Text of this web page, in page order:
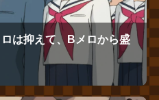
は抑えて、Bメロから盛